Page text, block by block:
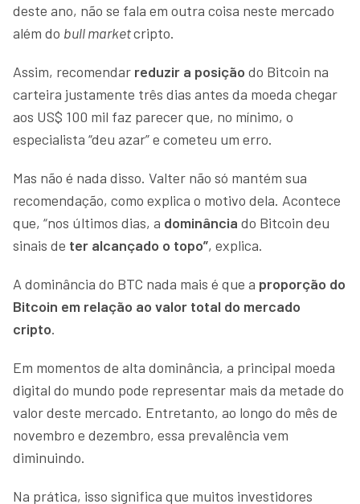
deste ano, não se fala em outra coisa neste mercado
além do bull marketcripto.
Assim, recomendar reduzir a posição do Bitcoin na
carteira justamente três dias antes da moeda chegar
aos US$ 100 mil faz parecer que, no mínimo, o
especialista “deu azar” e cometeu um erro.
Mas não é nada disso. Valter não só mantém sua
recomendação, como explica o motivo dela. Acontece
que, “nos últimos dias, a dominância do Bitcoin deu
sinais de ter alcançado o topo”, explica.
A dominância do BTC nada mais é que a proporção do
Bitcoin em relação ao valor total do mercado
cripto.
Em momentos de alta dominância, a principal moeda
digital do mundo pode representar mais da metade do
valor deste mercado. Entretanto, ao longo do mês de
novembro e dezembro, essa prevalência vem
diminuindo.
Na prática, isso significa que muitos investidores